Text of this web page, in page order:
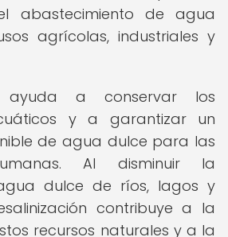
abastecimiento de agua
agrícolas, industriales y
ayuda a conservar los
y a garantizar un
de agua dulce para las
Al disminuir la
dulce de ríos, lagos y
contribuye a la
recursos naturales y a la